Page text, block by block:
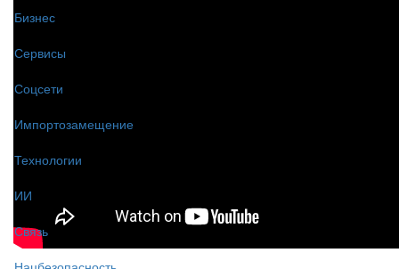
Бизнес
Сервисы
Соцсети
Импортозамещение
Технологии
ИИ
Связь